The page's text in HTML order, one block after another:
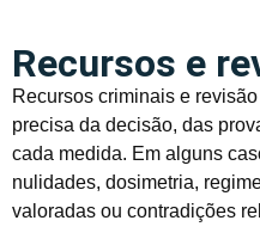
Recursos e
Recursos criminais e
precisa da decisão, das
cada medida. Em alguns
nulidades, dosimetria,
valoradas ou contradições